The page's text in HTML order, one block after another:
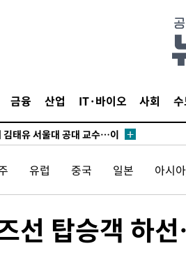
금융 산업 IT·바이오 사회
로 남부 케슘섬에서 두차
용해 前교정본부장 기소
쑥대밭' 된 축구협회
종오·서범수 징계 절차 개시
심도 징역 3년
' 유병호 구속기소
표 구속 송치
시코산 할라피뇨"-- CDC
유럽 중국 일본 아시
선 탑승객 하